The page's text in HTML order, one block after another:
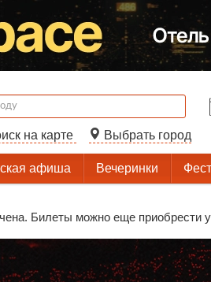
на карте Выбрать город
афиша Вечеринки
Билеты можно еще приобрести у